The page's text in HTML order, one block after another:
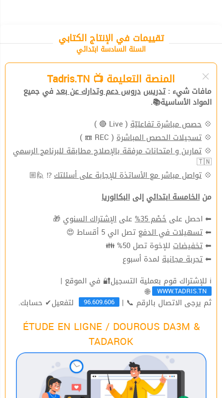
تقييمات في الإنتاج الكتابي
السنة السادسة ابتدائي
المنصة التعليمة 📺 Tadris.TN
مافات شيء : تدريس دروس دعم وتدارك عن بعد في جميع
المواد الأساسية📚.
💠 حصص مباشرة تفاعليّة ( Live 🔴 )
💠 تسجيلات الحصص المباشرة ( REC 📼 )
💠 تمارين و امتحانات مرفقة بالإصلاح مطابقة للبرنامج الرسمي
🇹🇳
💠 تواصل مباشر مع الأساتذة للإجابة على أسئلتك⁉ 🙋🏼
من الخامسة ابتدائي إلى البكالوريا
⬅ احصل على خَصْم 35% على الإشتراك السنوي 🎁
⬅تسهيلات في الدفع تصل الي 5 أقساط 😍
⬅تخفيضات للإخوة تصل 50% 👪
⬅تجربة مجانية لمدة أسبوع
ℹ للإشتراك قوم بعملية التسجيل🔐 في الموقع |
WWW.TADRIS.TN
🌐
ثم يرجى الاتصال بالرقم 📞 | 96.609.606 لتفعيل✔ حسابك.
ÉTUDE EN LIGNE / DOUROUS DA3M &
TADAROK